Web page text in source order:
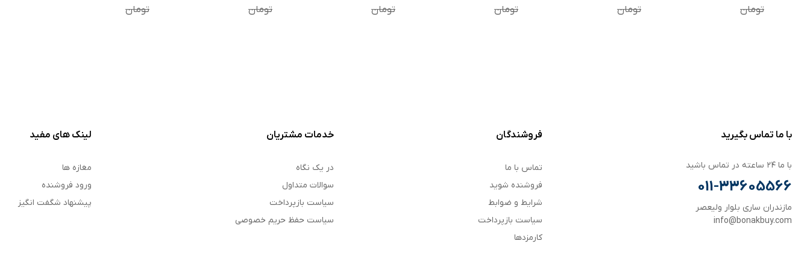
بسته دو عددی
تومان
تومان
14R
تومان
/ MI 10T 5G
تومان
عددی
تومان
مجموعه دو عددی
تومان
با ما تماس بگیرید
با ما ۲۴ ساعته در تماس باشید
011-33605566
مازندران ساری بلوار ولیعصر
info@bonakbuy.com
فروشندگان
تماس با ما
فروشنده شوید
شرایط و ضوابط
سیاست بازپرداخت
کارمزدها
خدمات مشتریان
در یک نگاه
سوالات متداول
سیاست بازپرداخت
سیاست حفظ حریم خصوصی
لینک های مفید
مغازه ها
ورود فروشنده
پیشنهاد شگفت انگیز